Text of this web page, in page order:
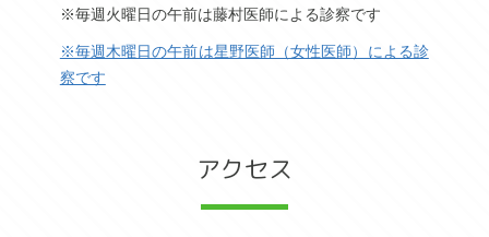
※毎週火曜日の午前は藤村医師による診察です
※毎週木曜日の午前は星野医師（女性医師）による診
察です
アクセス